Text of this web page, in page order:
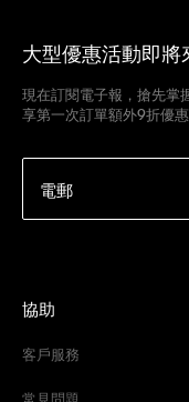
大型優惠活動即將
現在訂閱電子報，搶先掌
享第一次訂單額外9折優惠
電郵
協助
客戶服務
常見問題